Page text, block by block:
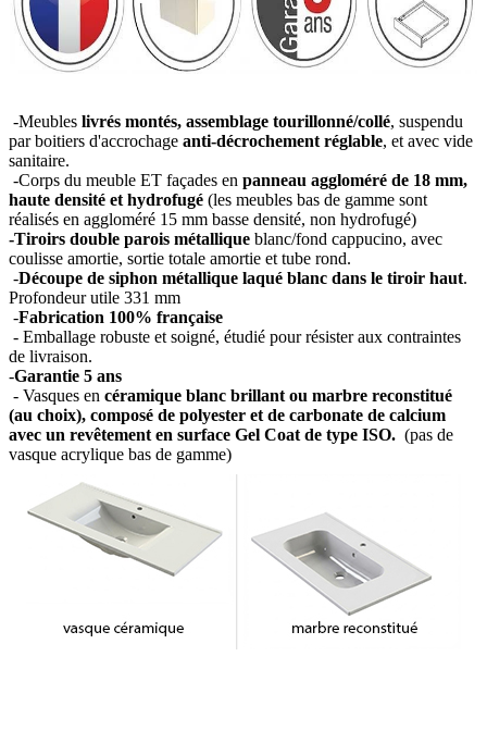
-Meubles livrés montés, assemblage tourillonné/collé, suspendu
par boitiers d'accrochage anti-décrochement réglable, et avec vide
sanitaire.
-Corps du meuble ET façades en panneau aggloméré de 18 mm,
haute densité et hydrofugé (les meubles bas de gamme sont
réalisés en aggloméré 15 mm basse densité, non hydrofugé)
-Tiroirs double parois métallique blanc/fond cappucino, avec
coulisse amortie, sortie totale amortie et tube rond.
-Découpe de siphon métallique laqué blanc dans le tiroir haut.
Profondeur utile 331 mm
-Fabrication 100% française
- Emballage robuste et soigné, étudié pour résister aux contraintes
de livraison.
-Garantie 5 ans
- Vasques en céramique blanc brillant ou marbre reconstitué
(au choix), composé de polyester et de carbonate de calcium
avec un revêtement en surface Gel Coat de type ISO. (pas de
vasque acrylique bas de gamme)